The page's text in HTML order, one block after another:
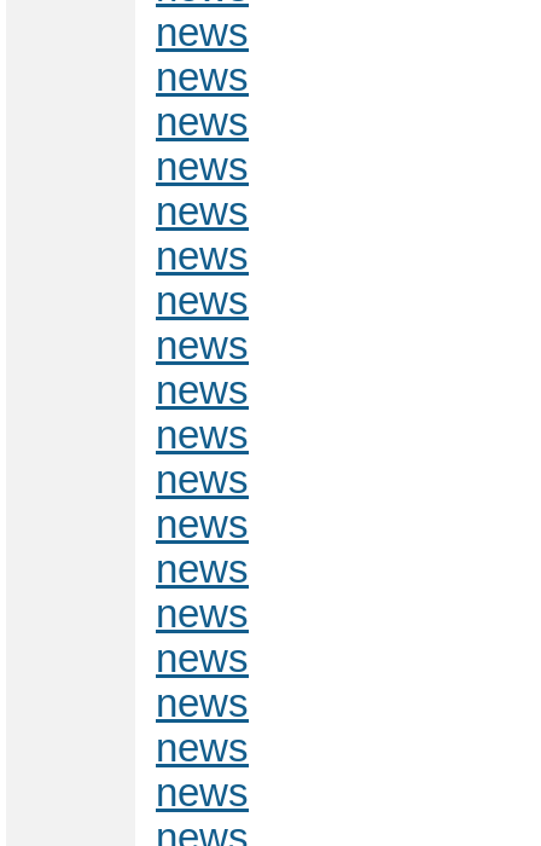
news
news
news
news
news
news
news
news
news
news
news
news
news
news
news
news
news
news
news